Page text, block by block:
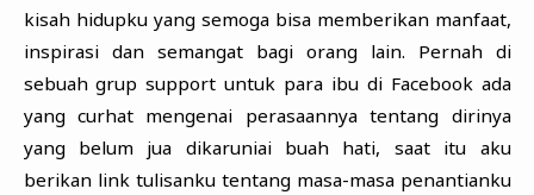
kisah hidupku yang semoga bisa memberikan manfaat,
inspirasi dan semangat bagi orang lain. Pernah di
sebuah grup support untuk para ibu di Facebook ada
yang curhat mengenai perasaannya tentang dirinya
yang belum jua dikaruniai buah hati, saat itu aku
berikan link tulisanku tentang masa-masa penantianku